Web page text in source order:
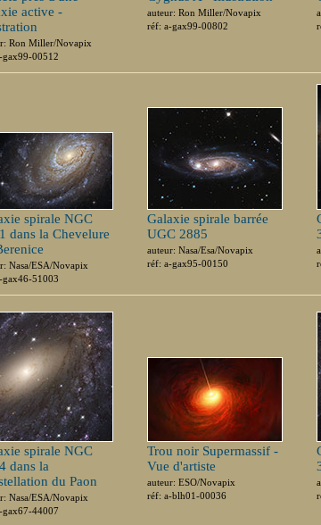
active -
Ron Miller/Novapix
gax99-00512
auteur: Ron Miller/Novapix
réf: a-gax99-00802
spirale NGC
dans la Chevelure
Nasa/ESA/Novapix
gax46-51003
Galaxie spirale barrée
UGC 2885
auteur: Nasa/Esa/Novapix
réf: a-gax95-00150
spirale NGC
dans la
du Paon
Nasa/ESA/Novapix
gax67-44007
Trou noir Supermassif -
Vue d'artiste
auteur: ESO/Novapix
réf: a-blh01-00036